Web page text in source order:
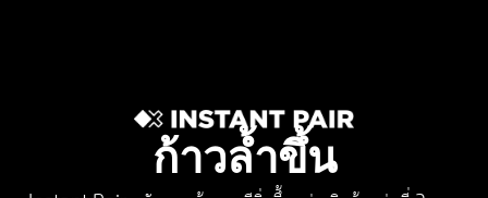
ก้าวล้ำขึ้น